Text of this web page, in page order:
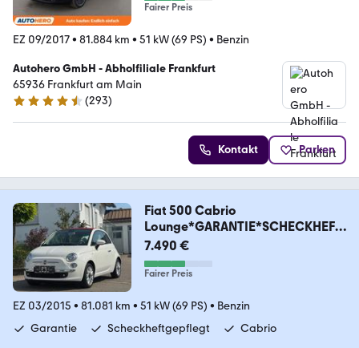
Fairer Preis
EZ 09/2017• 81.884 km • 51 kW (69 PS) • Benzin
Autohero GmbH - Abholfiliale Frankfurt
65936 Frankfurt am Main
4.6 Sterne
(293)
Kontakt Parken
Fiat 500 Cabrio
Lounge*GARANTIE*SCHECKHEFT
GEPLEGT*PDC
7.490 €
Fairer Preis
EZ 03/2015 • 81.081 km • 51 kW (69 PS) • Benzin
Garantie
Scheckheftgepflegt Cabrio